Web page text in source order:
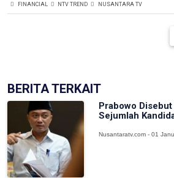
FINANCIAL NTV TREND NUSANTARA TV
BERITA TERKAIT
Prabowo
Sejumlah
Nusantaratv.com - 01